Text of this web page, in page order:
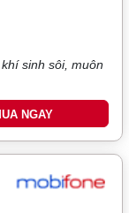
sinh sôi, muôn
NGAY